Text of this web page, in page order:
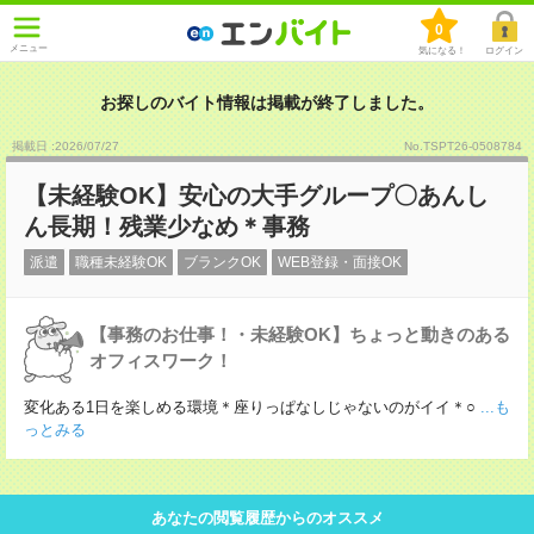
メニュー
0
気になる！ ログイン
お探しのバイト情報は掲載が終了しました。
掲載日 :2026/07/27 No.TSPT26-0508784
【未経験OK】安心の大手グループ〇あんし
ん長期！残業少なめ＊事務
派遣 職種未経験OK ブランクOK WEB登録・面接OK
【事務のお仕事！・未経験OK】ちょっと動きのある
オフィスワーク！
変化ある1日を楽しめる環境＊座りっぱなしじゃないのがイイ＊○ ...も
っとみる
あなたの閲覧履歴からのオススメ